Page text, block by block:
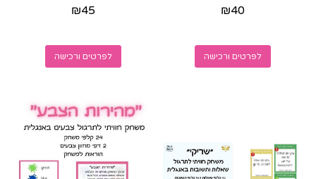
₪40
לפרטים ורכישה
₪45
לפרטים ורכישה